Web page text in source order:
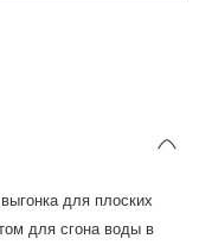
для плоских
для сгона воды в